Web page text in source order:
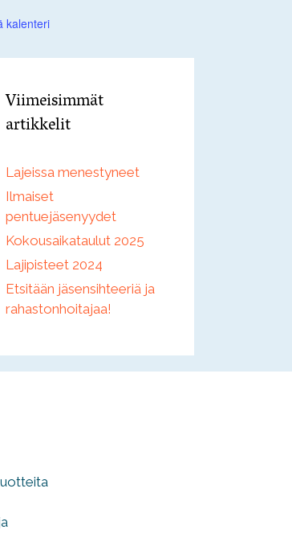
kalenteri
Viimeisimmät
artikkelit
Lajeissa menestyneet
Ilmaiset
pentuejäsenyydet
Kokousaikataulut 2025
Lajipisteet 2024
Etsitään jäsensihteeriä ja
rahastonhoitajaa!